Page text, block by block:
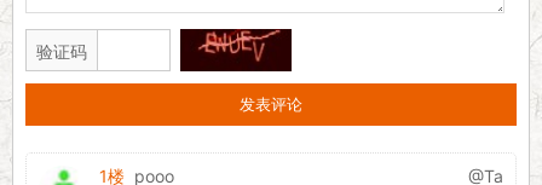
验证码
1楼 pooo
@Ta